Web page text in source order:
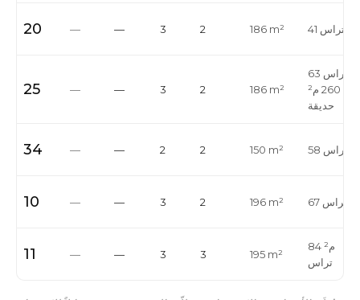
20 — — 3 2 186 m²
25 — — 3 2 186 m²
63 م² تراس
· 260 م²
حديقة
34 — — 2 2 150 m²
10 — — 3 2 196 m²
11 — — 3 3 195 m²
84 م²
تراس